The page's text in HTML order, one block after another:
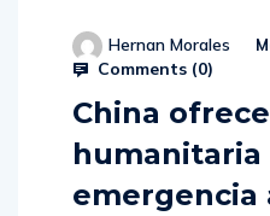
Hernan Morales
Comments (0)
China
humanitaria
emergencia